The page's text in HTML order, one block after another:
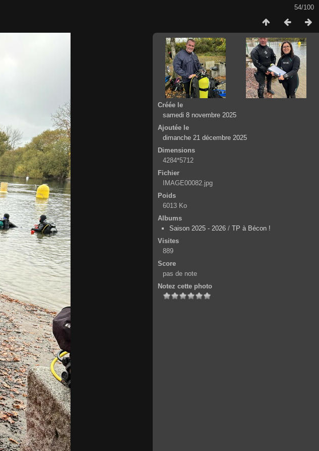
54/100
Créée le
samedi 8 novembre 2025
Ajoutée le
dimanche 21 décembre 2025
Dimensions
4284*5712
Fichier
IMAGE00082.jpg
Poids
6013 Ko
Albums
Saison 2025 - 2026 / TP à Bécon !
Visites
889
Score
pas de note
Notez cette photo